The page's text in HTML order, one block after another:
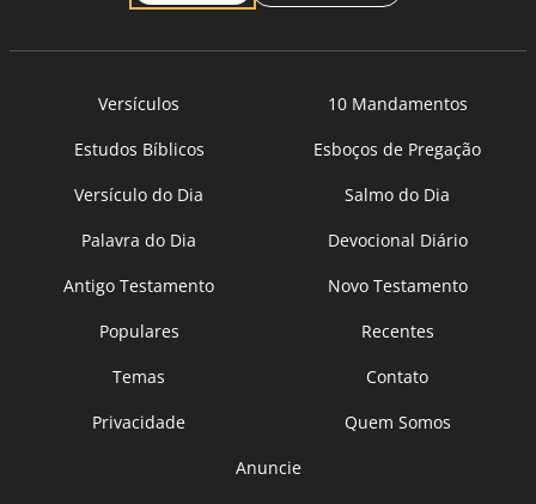
Versículos
10 Mandamentos
Estudos Bíblicos
Esboços de Pregação
Versículo do Dia
Salmo do Dia
Palavra do Dia
Devocional Diário
Antigo Testamento
Novo Testamento
Populares
Recentes
Temas
Contato
Privacidade
Quem Somos
Anuncie